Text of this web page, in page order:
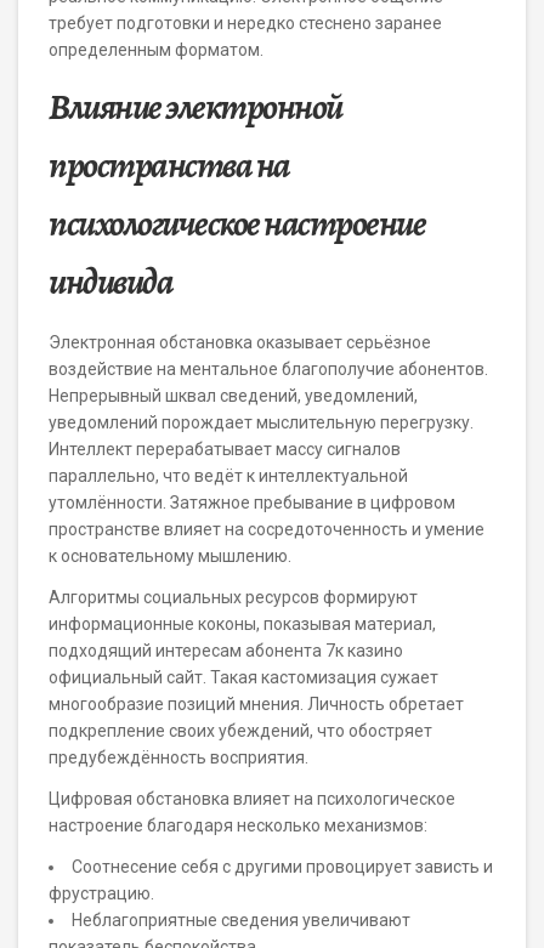
требует подготовки и нередко стеснено заранее
определенным форматом.
Влияние электронной
пространства на
психологическое настроение
индивида
Электронная обстановка оказывает серьёзное
воздействие на ментальное благополучие абонентов.
Непрерывный шквал сведений, уведомлений,
уведомлений порождает мыслительную перегрузку.
Интеллект перерабатывает массу сигналов
параллельно, что ведёт к интеллектуальной
утомлённости. Затяжное пребывание в цифровом
пространстве влияет на сосредоточенность и умение
к основательному мышлению.
Алгоритмы социальных ресурсов формируют
информационные коконы, показывая материал,
подходящий интересам абонента 7к казино
официальный сайт. Такая кастомизация сужает
многообразие позиций мнения. Личность обретает
подкрепление своих убеждений, что обостряет
предубеждённость восприятия.
Цифровая обстановка влияет на психологическое
настроение благодаря несколько механизмов:
Соотнесение себя с другими провоцирует зависть и
фрустрацию.
Неблагоприятные сведения увеличивают